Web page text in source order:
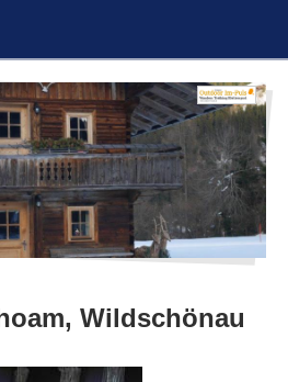
Wildschönau